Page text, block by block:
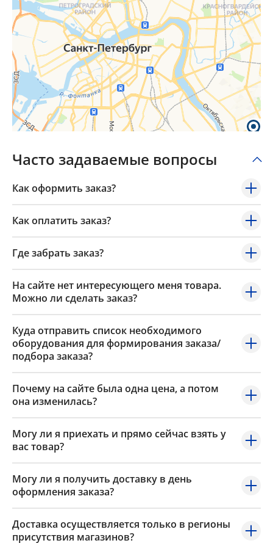
Часто задаваемые вопросы
Как оформить заказ?
Как оплатить заказ?
Где забрать заказ?
На сайте нет интересующего меня товара.
Можно ли сделать заказ?
Куда отправить список необходимого
оборудования для формирования заказа/
подбора заказа?
Почему на сайте была одна цена, а потом
она изменилась?
Могу ли я приехать и прямо сейчас взять у
вас товар?
Могу ли я получить доставку в день
оформления заказа?
Доставка осуществляется только в регионы
присутствия магазинов?